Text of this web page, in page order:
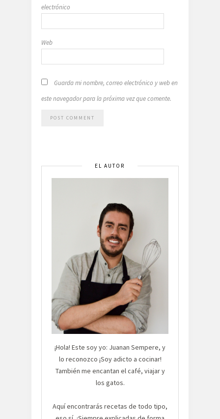
electrónico
Web
Guarda mi nombre, correo electrónico y web en
este navegador para la próxima vez que comente.
EL AUTOR
¡Hola! Este soy yo: Juanan Sempere, y
lo reconozco ¡Soy adicto a cocinar!
También me encantan el café, viajar y
los gatos.
Aquí encontrarás recetas de todo tipo,